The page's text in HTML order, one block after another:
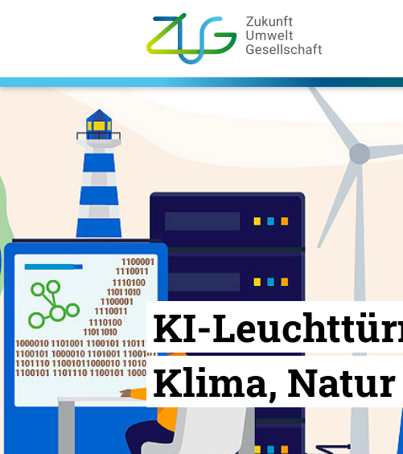
Zukunft
Startseite
KI-
Klima, Natur